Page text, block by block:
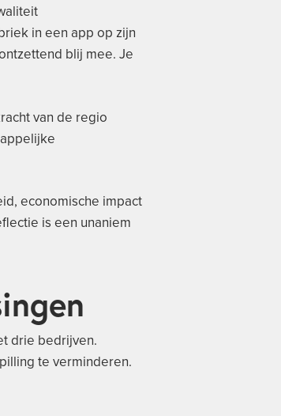
in een app op zijn
blij mee. Je
van de regio
economische impact
is een unaniem
drie bedrijven.
te verminderen.